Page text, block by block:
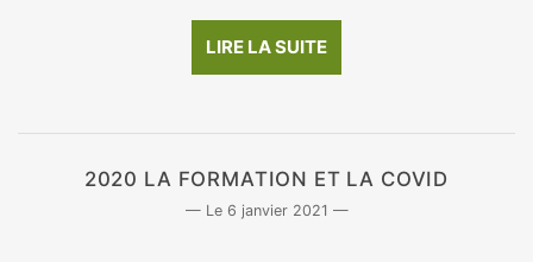
LIRE LA SUITE
2020 LA FORMATION ET LA COVID
6 janvier 2021